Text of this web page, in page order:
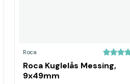
Roca
Roca Kuglelås Messing,
9x49mm